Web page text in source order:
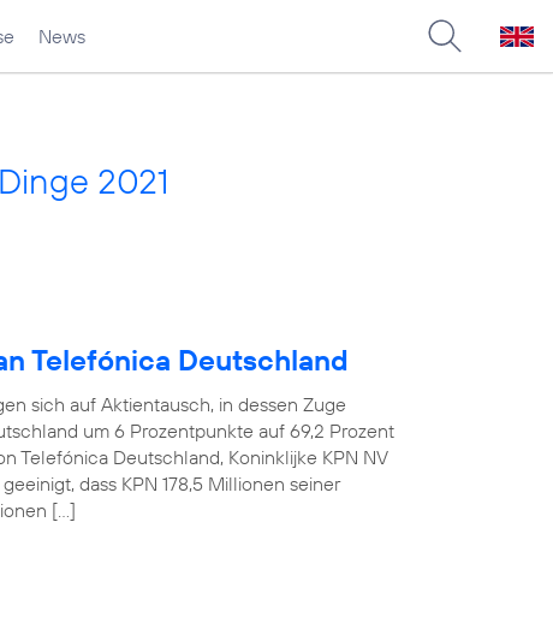
News
2021
Telefónica Deutschland
sich auf Aktientausch, in dessen Zuge
um 6 Prozentpunkte auf 69,2 Prozent
Telefónica Deutschland, Koninklijke KPN NV
dass KPN 178,5 Millionen seiner
[…]